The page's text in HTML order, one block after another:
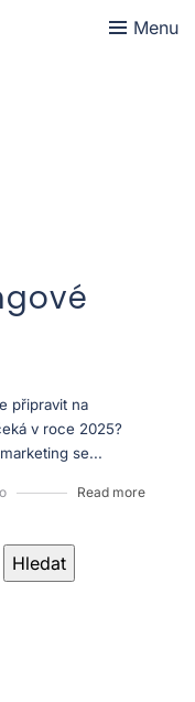
Menu
připravit na
v roce 2025?
se...
Read more
Hledat